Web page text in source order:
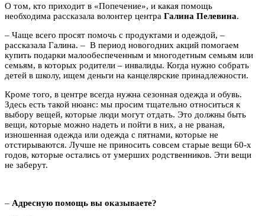
О том, кто приходит в «Попечение», и какая помощь
необходима рассказала волонтер центра Галина Пелевина.
– Чаще всего просят помочь с продуктами и одеждой, –
рассказала Галина. – В период новогодних акций помогаем
купить подарки малообеспеченным и многодетным семьям или
семьям, в которых родители – инвалиды. Когда нужно собрать
детей в школу, ищем деньги на канцелярские принадлежности.
Кроме того, в центре всегда нужна сезонная одежда и обувь.
Здесь есть такой нюанс: мы просим тщательно относиться к
выбору вещей, которые люди могут отдать. Это должны быть
вещи, которые можно надеть и пойти в них, а не рваная,
изношенная одежда или одежда с пятнами, которые не
отстирываются. Лучше не приносить совсем старые вещи 60-х
годов, которые остались от умерших родственников. Эти вещи
не заберут.
– Адресную помощь вы оказываете?